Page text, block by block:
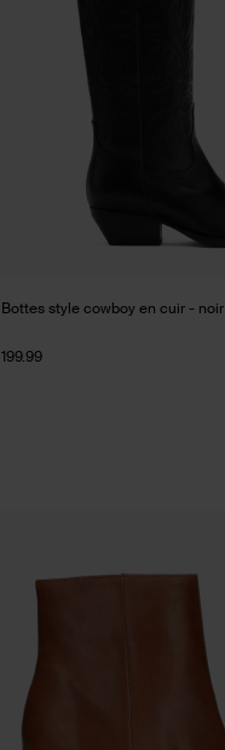
Bottes style cowboy en cuir - noir
199.99